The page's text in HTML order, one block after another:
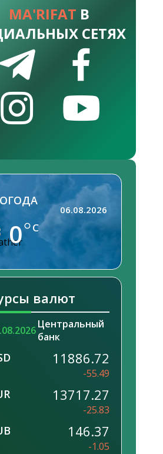
MA'RIFAT В
СЕТЯХ
0 C
06.08.2026
валют
Центральный
банк
11886.72
-55.49
13717.27
-25.83
146.37
-1.05